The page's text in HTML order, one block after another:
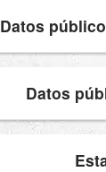
Datos
Datos